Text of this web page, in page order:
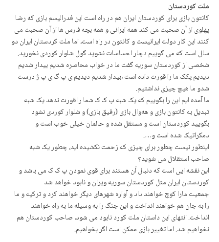
ملت کوردستان
کانتون بازی برای کوردستان ایران هم در راه است این فدرالیسم بازی که رضا
پهلوی از آن صحبت می کند همه ایرانی و همه بچه فارس ها از آن صحبت می
کنند این کار دولت ایرانیست و کانتون در راه است، اما ملت کردستان ایران دو
سال است که می گوییم دچار احساسات نشوید گول شلوار کوردی نخورید.
شخصی از کوردستان سوریه گفت ما در خواب محاصره شدیم بیدار شدیم
دیدیم پکک ما را قورت داده است ،بیدار شدیم دیدیم ی پ گ ی پ ژ درست
شدو ما هیچ چیزی نداشتیم.
ما آمده ایم این را بگوییم که یک شبه پ ک ک شما را قورت ندهد یک شبه
تبدیل به کانتون بازی و هەوال بازی (رفیق بازی) و شلوار کوردی نشود
بگویید کوردستان است و مستقل شده و حالمان خیلی خوب است و
دمکراتیک شده است و….
اینطور نیست چطور برای چیزی که زحمت نکشیده اید، چطور یک شبه
صاحب استقلال می شوید؟
این نقشه ایی است که دنبال آن هستند برای قوی نمودن پ ک ک می باشد و
کوردستان ایران مثل کوردستان سوریه ویران و نابود خواهد شد
جمعیت مارا کوچ خواهند داد و آواره شهرهای دیگر خواهند کرد و ترکیه و ما
را به جان هم خواهند انداخت و این جنگ را به وسیله ما به راه خواهند
انداخت. انتهای این داستان ملت کورد نابود می شود، صاحب کوردستان هم
نخواهیم شد. اما تغییر بازی ممکن است اگر بخواهیم.